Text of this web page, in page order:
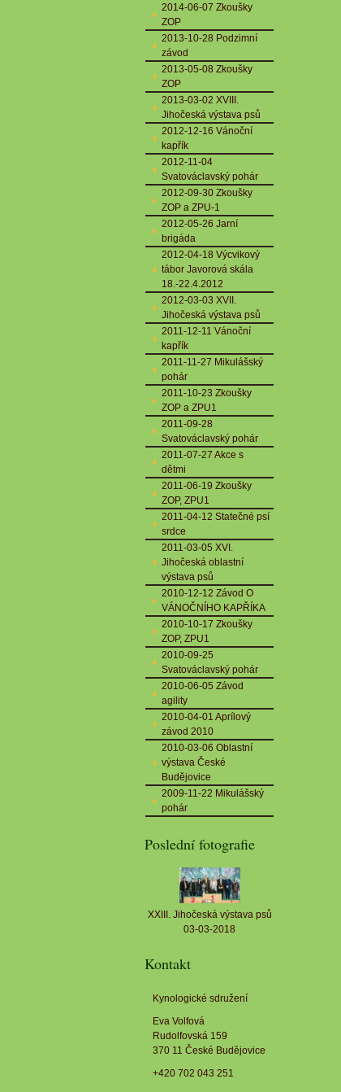
2014-06-07 Zkoušky
ZOP
2013-10-28 Podzimní
závod
2013-05-08 Zkoušky
ZOP
2013-03-02 XVIII.
Jihočeská výstava psů
2012-12-16 Vánoční
kapřík
2012-11-04
Svatováclavský pohár
2012-09-30 Zkoušky
ZOP a ZPU-1
2012-05-26 Jarní
brigáda
2012-04-18 Výcvikový
tábor Javorová skála
18.-22.4.2012
2012-03-03 XVII.
Jihočeská výstava psů
2011-12-11 Vánoční
kapřík
2011-11-27 Mikulášský
pohár
2011-10-23 Zkoušky
ZOP a ZPU1
2011-09-28
Svatováclavský pohár
2011-07-27 Akce s
dětmi
2011-06-19 Zkoušky
ZOP, ZPU1
2011-04-12 Statečné psí
srdce
2011-03-05 XVI.
Jihočeská oblastní
výstava psů
2010-12-12 Závod O
VÁNOČNÍHO KAPŘÍKA
2010-10-17 Zkoušky
ZOP, ZPU1
2010-09-25
Svatováclavský pohár
2010-06-05 Závod
agility
2010-04-01 Aprílový
závod 2010
2010-03-06 Oblastní
výstava České
Budějovice
2009-11-22 Mikulášský
pohár
Poslední fotografie
XXIII. Jihočeská výstava psů
03-03-2018
Kontakt
Kynologické sdružení
Eva Volfová
Rudolfovská 159
370 11 České Budějovice
+420 702 043 251